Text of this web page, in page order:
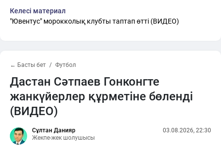
Келесі материал
"Ювентус" морокколық клубты таптап өтті (ВИДЕО)
← Басты бет Футбол
Дастан Сәтпаев Гонконгте
жанкүйерлер құрметіне бөленді
(ВИДЕО)
Сұлтан Данияр
Жекпе-жек шолушысы
03.08.2026, 22:30